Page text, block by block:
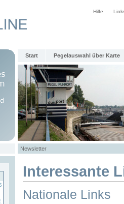
Hilfe
Start Pegelauswahl über Karte
Newsletter
Interessante
Nationale Links